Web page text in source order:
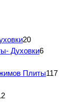
20
Духовки6
Плиты117